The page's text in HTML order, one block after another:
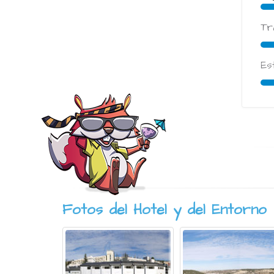
Fotos del Hotel y del Entorno
Desde
59€